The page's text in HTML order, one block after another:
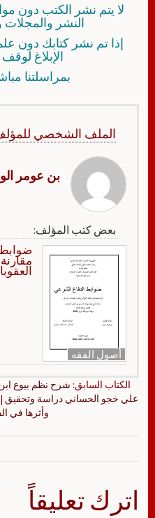
لا يتم نشر الكتب دون
النشر والمجلات
إذا تم نشر كتابك دون
الإبلاغ
بمراسلتنا
الملف الشخصي
بن عومر
بعض كتب المؤلف:
أصول الفقه
الكتاب السابق: شرح نظم بيوع
علي خجو الحساني دراسة وتحقيق
وأثرها في
اترك تعليقاً